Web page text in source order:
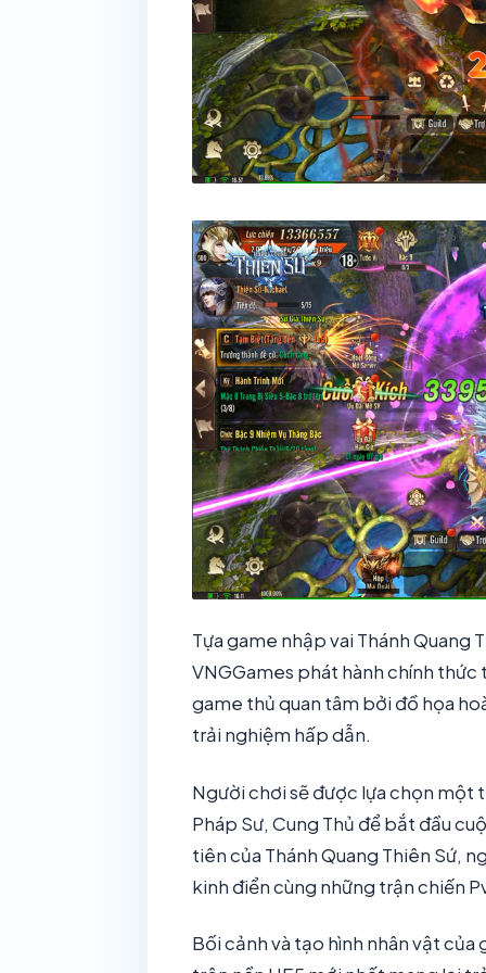
Tựa game nhập vai Thánh Quang
VNGGames phát hành chính
game thủ quan tâm bởi đồ họa
trải nghiệm hấp dẫn.
Người chơi sẽ được lựa chọn một
Pháp Sư, Cung Thủ để bắt đầu
tiên của Thánh Quang Thiên Sứ,
kinh điển cùng những trận chiến
Bối cảnh và tạo hình nhân vật của